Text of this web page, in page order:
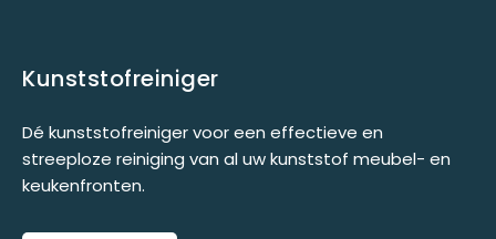
Kunststofreiniger
Dé kunststofreiniger voor een effectieve en
streeploze reiniging van al uw kunststof meubel- en
keukenfronten.